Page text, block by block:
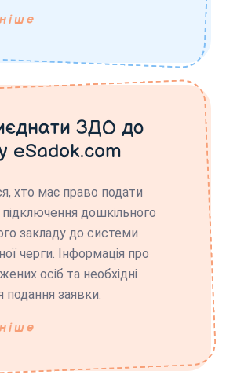
ЗДО до
eSadok.com
хто має право подати
дошкільного
закладу до системи
черги. Інформація про
осіб та необхідні
подання заявки.